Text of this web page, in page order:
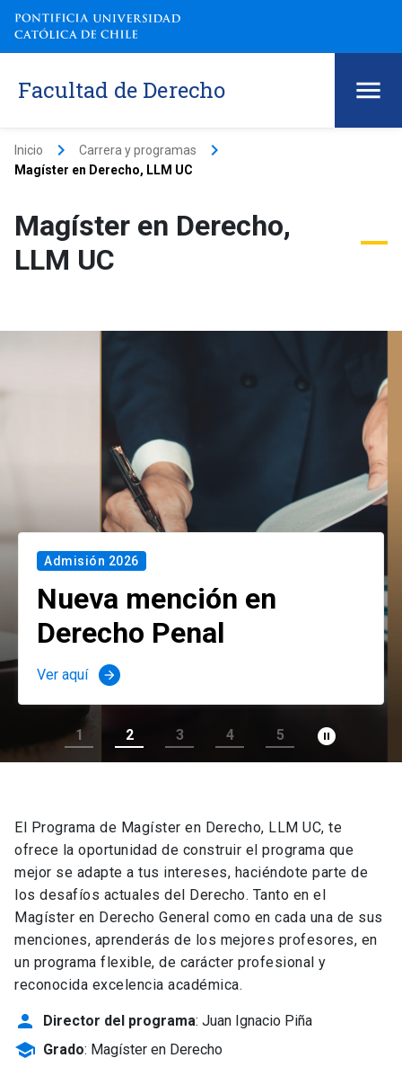
Facultad de Derecho
Inicio keyboard_arrow_right Carrera y programas keyboard_arrow_right
Magíster en Derecho, LLM UC
Magíster en Derecho,
LLM UC
Admisión 2026
Nueva mención en
Derecho Penal
Ver aquí arrow_forward
1 2 3 4 5 pause_circle_filled
El Programa de Magíster en Derecho, LLM UC, te
ofrece la oportunidad de construir el programa que
mejor se adapte a tus intereses, haciéndote parte de
los desafíos actuales del Derecho. Tanto en el
Magíster en Derecho General como en cada una de sus
menciones, aprenderás de los mejores profesores, en
un programa flexible, de carácter profesional y
reconocida excelencia académica.
person Director del programa: Juan Ignacio Piña
school Grado: Magíster en Derecho